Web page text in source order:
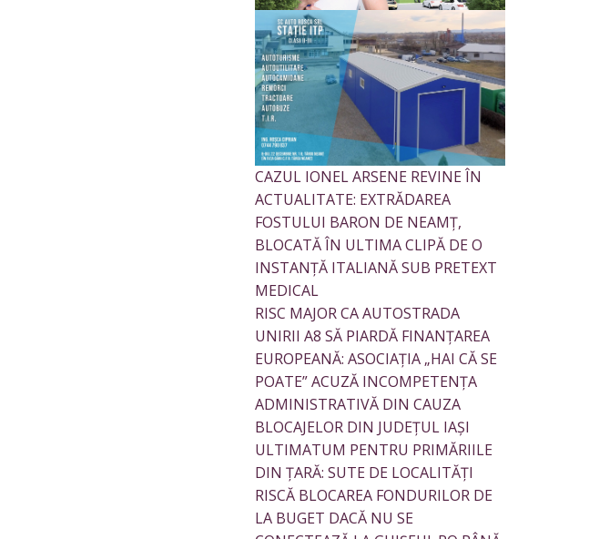
CAZUL IONEL ARSENE REVINE ÎN
ACTUALITATE: EXTRĂDAREA
FOSTULUI BARON DE NEAMȚ,
BLOCATĂ ÎN ULTIMA CLIPĂ DE O
INSTANȚĂ ITALIANĂ SUB PRETEXT
MEDICAL
RISC MAJOR CA AUTOSTRADA
UNIRII A8 SĂ PIARDĂ FINANȚAREA
EUROPEANĂ: ASOCIAȚIA „HAI CĂ SE
POATE” ACUZĂ INCOMPETENȚA
ADMINISTRATIVĂ DIN CAUZA
BLOCAJELOR DIN JUDEȚUL IAȘI
ULTIMATUM PENTRU PRIMĂRIILE
DIN ȚARĂ: SUTE DE LOCALITĂȚI
RISCĂ BLOCAREA FONDURILOR DE
LA BUGET DACĂ NU SE